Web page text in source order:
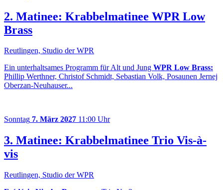
2. Matinee: Krabbelmatinee WPR Low
Brass
Reutlingen, Studio der WPR
Ein unterhaltsames Programm für Alt und Jung WPR Low Brass:
Phillip Werthner, Christof Schmidt, Sebastian Volk, Posaunen Jernej
Oberzan-Neuhauser...
Sonntag 7. März 2027 11:00 Uhr
3. Matinee: Krabbelmatinee Trio Vis-à-
vis
Reutlingen, Studio der WPR